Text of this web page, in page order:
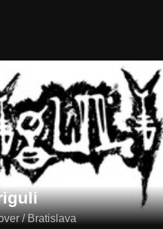
/ Bratislava